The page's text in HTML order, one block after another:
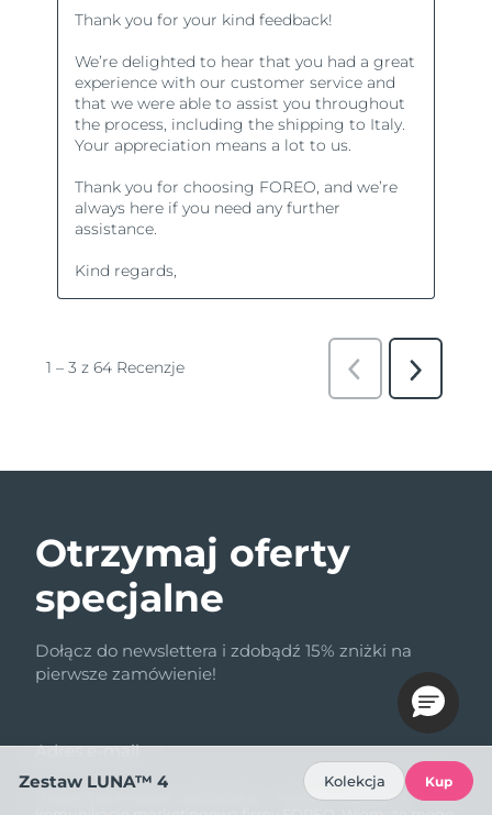
Otrzymaj oferty
specjalne
Dołącz do newslettera i zdobądź 15% zniżki na
pierwsze zamówienie!
Adres e-mail
Naciskając przycisk „Subskrybuj”, wyrażam zgodę na
Zestaw LUNA™ 4 Kolekcja Kup